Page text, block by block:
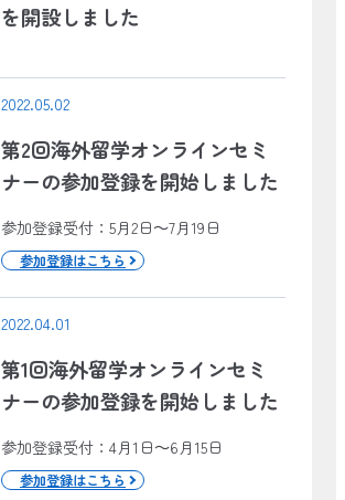
を開設しました
2022.05.02
第2回海外留学オンラインセミ
ナーの参加登録を開始しました
参加登録受付：5月2日～7月19日
参加登録はこちら
2022.04.01
第1回海外留学オンラインセミ
ナーの参加登録を開始しました
参加登録受付：4月1日～6月15日
参加登録はこちら